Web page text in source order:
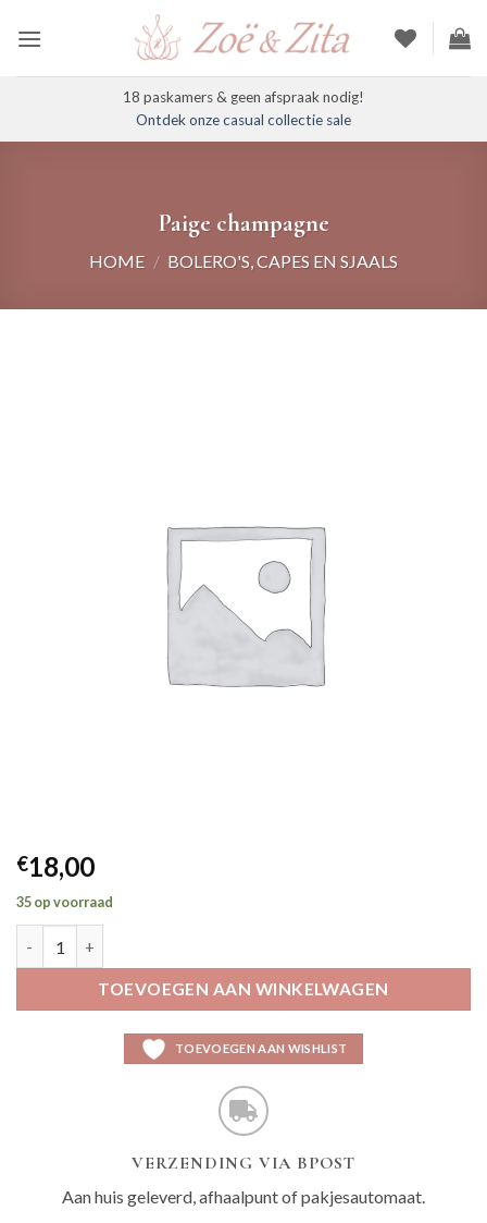
naar
18 paskamers & geen afspraak nodig!
Ontdek onze casual collectie sale
Paige champagne
HOME / BOLERO'S, CAPES EN SJAALS
€18,00
35 op voorraad
TOEVOEGEN AAN WINKELWAGEN
TOEVOEGEN AAN WISHLIST
VERZENDING VIA BPOST
Aan huis geleverd, afhaalpunt of pakjesautomaat.